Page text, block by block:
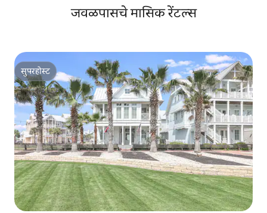
जवळपासचे मासिक रेंटल्स
सुपरहोस्ट
सुपरहोस्ट